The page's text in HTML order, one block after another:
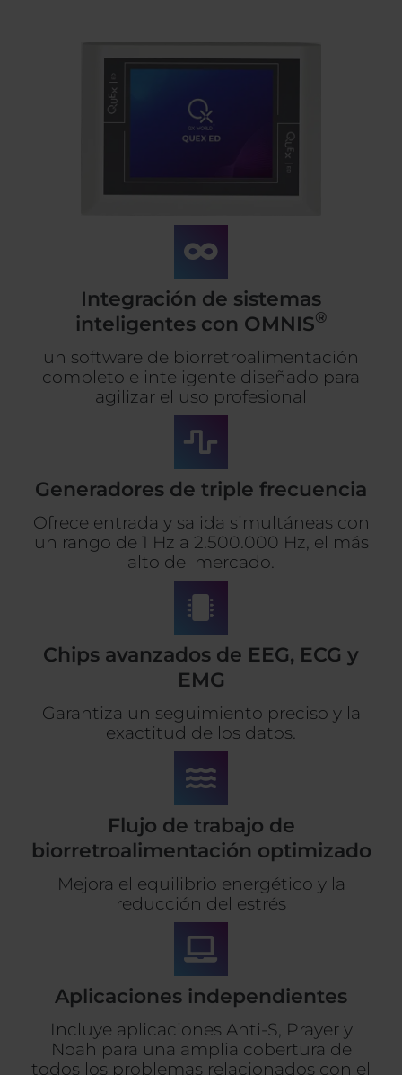
Integración de sistemas
inteligentes con OMNIS®
un software de biorretroalimentación
completo e inteligente diseñado para
agilizar el uso profesional
Generadores de triple frecuencia
Ofrece entrada y salida simultáneas con
un rango de 1 Hz a 2.500.000 Hz, el más
alto del mercado.
Chips avanzados de EEG, ECG y
EMG
Garantiza un seguimiento preciso y la
exactitud de los datos.
Flujo de trabajo de
biorretroalimentación optimizado
Mejora el equilibrio energético y la
reducción del estrés
Aplicaciones independientes
Incluye aplicaciones Anti-S, Prayer y
Noah para una amplia cobertura de
todos los problemas relacionados con el